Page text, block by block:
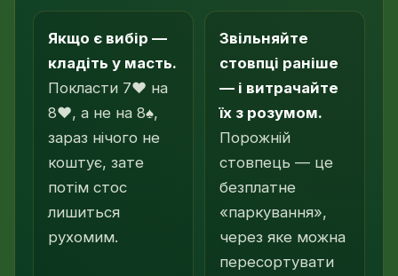
Якщо є вибір —
кладіть у масть.
Покласти 7♥ на
8♥, а не на 8♠,
зараз нічого не
коштує, зате
потім стос
лишиться
рухомим.
Звільняйте
стовпці раніше
— і витрачайте
їх з розумом.
Порожній
стовпець — це
безплатне
«паркування»,
через яке можна
пересортувати